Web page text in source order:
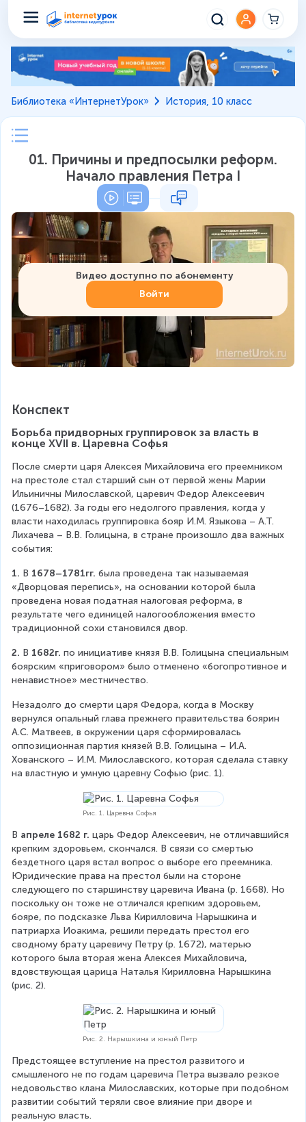
Библиотека «ИнтернетУрок» История, 10 класс
01. Причины и предпосылки реформ.
Начало правления Петра I
Видео доступно по абонементу
Войти
Конспект
Борьба придворных группировок за власть в
конце XVII в. Царевна Софья
После смерти царя Алексея Михайловича его преемником
на престоле стал старший сын от первой жены Марии
Ильиничны Милославской, царевич Федор Алексеевич
(1676–1682). За годы его недолгого правления, когда у
власти находилась группировка бояр И.М. Языкова – А.Т.
Лихачева – В.В. Голицына, в стране произошло два важных
события:
1. В 1678–1781гг. была проведена так называемая
«Дворцовая перепись», на основании которой была
проведена новая податная налоговая реформа, в
результате чего единицей налогообложения вместо
традиционной сохи становился двор.
2. В 1682г. по инициативе князя В.В. Голицына специальным
боярским «приговором» было отменено «богопротивное и
ненавистное» местничество.
Незадолго до смерти царя Федора, когда в Москву
вернулся опальный глава прежнего правительства боярин
А.С. Матвеев, в окружении царя сформировалась
оппозиционная партия князей В.В. Голицына – И.А.
Хованского – И.М. Милославского, которая сделала ставку
на властную и умную царевну Софью (рис. 1).
Рис. 1. Царевна Софья
В апреле 1682 г. царь Федор Алексеевич, не отличавшийся
крепким здоровьем, скончался. В связи со смертью
бездетного царя встал вопрос о выборе его преемника.
Юридические права на престол были на стороне
следующего по старшинству царевича Ивана (р. 1668). Но
поскольку он тоже не отличался крепким здоровьем,
бояре, по подсказке Льва Кирилловича Нарышкина и
патриарха Иоакима, решили передать престол его
сводному брату царевичу Петру (р. 1672), матерью
которого была вторая жена Алексея Михайловича,
вдовствующая царица Наталья Кирилловна Нарышкина
(рис. 2).
Рис. 2. Нарышкина и юный Петр
Предстоящее вступление на престол развитого и
смышленого не по годам царевича Петра вызвало резкое
недовольство клана Милославских, которые при подобном
развитии событий теряли свое влияние при дворе и
реальную власть.